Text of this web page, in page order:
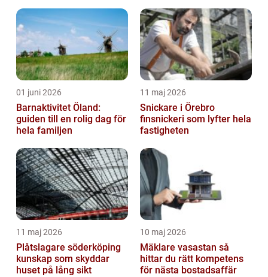
01 juni 2026
Barnaktivitet Öland:
guiden till en rolig dag för
hela familjen
11 maj 2026
Snickare i Örebro
finsnickeri som lyfter hela
fastigheten
11 maj 2026
Plåtslagare söderköping
kunskap som skyddar
huset på lång sikt
10 maj 2026
Mäklare vasastan så
hittar du rätt kompetens
för nästa bostadsaffär